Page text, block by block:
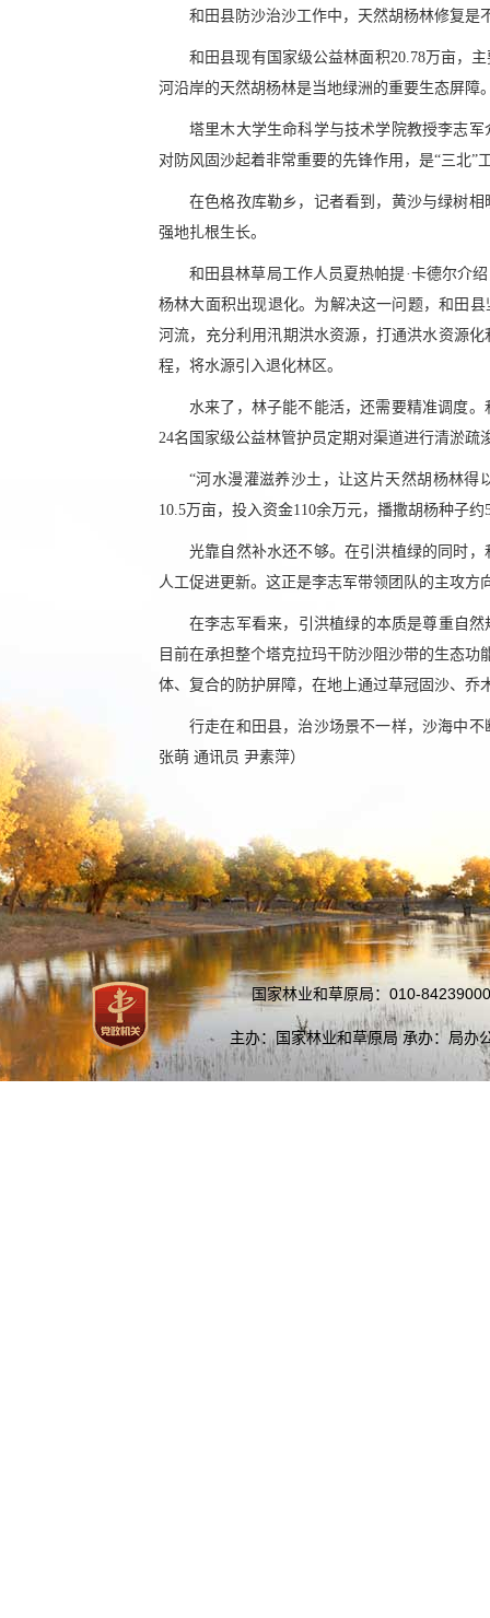
和田县防沙治沙工作中，天然胡杨林修复是
和田县现有国家级公益林面积20.78万亩，
河沿岸的天然胡杨林是当地绿洲的重要生态屏障
塔里木大学生命科学与技术学院教授李志
对防风固沙起着非常重要的先锋作用，是“三北”
在色格孜库勒乡，记者看到，黄沙与绿树
强地扎根生长。
和田县林草局工作人员夏热帕提·卡德尔介
杨林大面积出现退化。为解决这一问题，和田
河流，充分利用汛期洪水资源，打通洪水资源
程，将水源引入退化林区。
水来了，林子能不能活，还需要精准调度
24名国家级公益林管护员定期对渠道进行清淤疏
“河水漫灌滋养沙土，让这片天然胡杨林得
10.5万亩，投入资金110余万元，播撒胡杨种子
光靠自然补水还不够。在引洪植绿的同时
人工促进更新。这正是李志军带领团队的主攻方
在李志军看来，引洪植绿的本质是尊重自
目前在承担整个塔克拉玛干防沙阻沙带的生态
体、复合的防护屏障，在地上通过草冠固沙、乔
行走在和田县，治沙场景不一样，沙海中
张萌 通讯员 尹素萍）
国家林业和草原局：010-
主办：国家林业和草原局 承办：局办